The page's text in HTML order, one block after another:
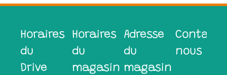
Horaires
du
Drive
Horaires
du
magasin
Adresse
du
magasin
nous